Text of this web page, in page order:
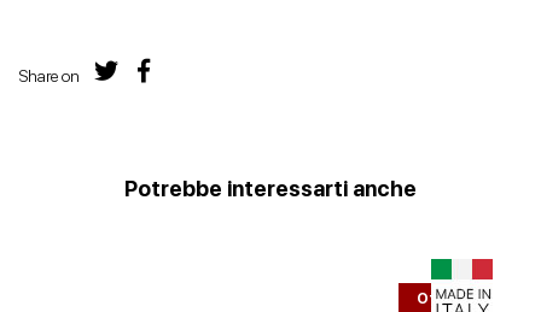
Share on
Potrebbe interessarti anche
Offerta